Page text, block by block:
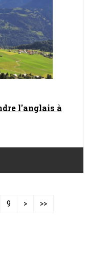
l'anglais à
9 > >>